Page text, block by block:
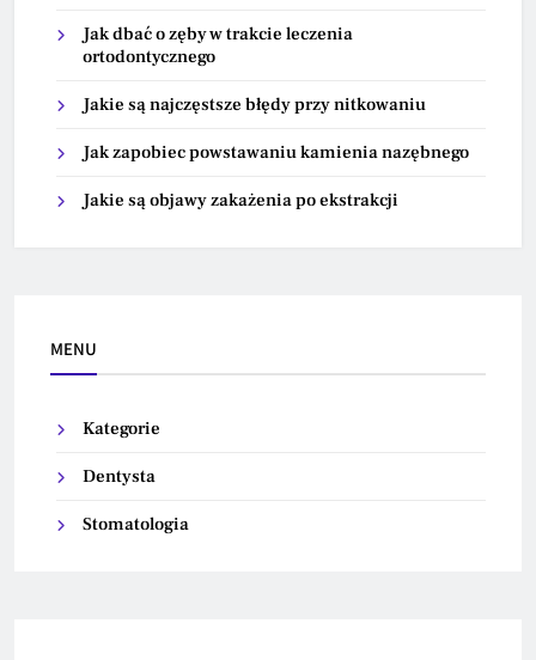
Jak dbać o zęby w trakcie leczenia
ortodontycznego
Jakie są najczęstsze błędy przy nitkowaniu
Jak zapobiec powstawaniu kamienia nazębnego
Jakie są objawy zakażenia po ekstrakcji
MENU
Kategorie
Dentysta
Stomatologia